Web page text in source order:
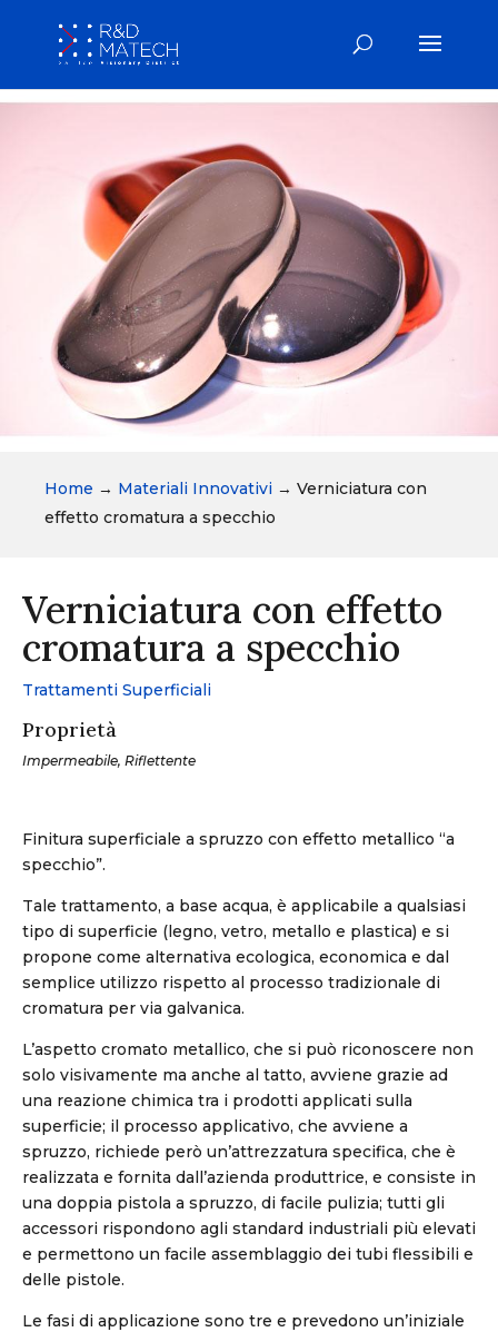
Home → Materiali Innovativi → Verniciatura con
effetto cromatura a specchio
Verniciatura con effetto
cromatura a specchio
Trattamenti Superficiali
Proprietà
Impermeabile, Riflettente
Finitura superficiale a spruzzo con effetto metallico “a
specchio”.
Tale trattamento, a base acqua, è applicabile a qualsiasi
tipo di superficie (legno, vetro, metallo e plastica) e si
propone come alternativa ecologica, economica e dal
semplice utilizzo rispetto al processo tradizionale di
cromatura per via galvanica.
L’aspetto cromato metallico, che si può riconoscere non
solo visivamente ma anche al tatto, avviene grazie ad
una reazione chimica tra i prodotti applicati sulla
superficie; il processo applicativo, che avviene a
spruzzo, richiede però un’attrezzatura specifica, che è
realizzata e fornita dall’azienda produttrice, e consiste in
una doppia pistola a spruzzo, di facile pulizia; tutti gli
accessori rispondono agli standard industriali più elevati
e permettono un facile assemblaggio dei tubi flessibili e
delle pistole.
Le fasi di applicazione sono tre e prevedono un’iniziale